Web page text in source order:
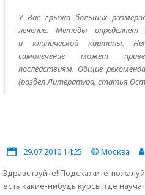
У Вас грыжа больших
лечение. Методы
и клинической картины.
самолечение может
последствиям. Общие
(раздел Литература, статья
29.07.2010 14:25 Москва
Здравствуйте!!Подскажите
есть какие-нибудь курсы, где